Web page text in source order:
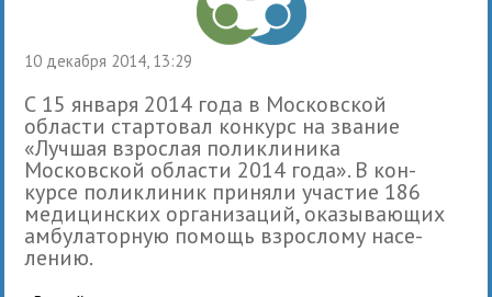
10 декабря 2014, 13:29
С 15 января 2014 года в Московской
обла­сти стар­то­вал кон­курс на зва­ние
«Лучшая взрос­лая поли­кли­ника
Московской обла­сти 2014 года». В кон­
курсе поли­кли­ник при­няли уча­стие 186
меди­цин­ских орга­ни­за­ций, ока­зы­ва­ю­щих
амбу­ла­тор­ную помощь взрос­лому насе­
ле­нию.